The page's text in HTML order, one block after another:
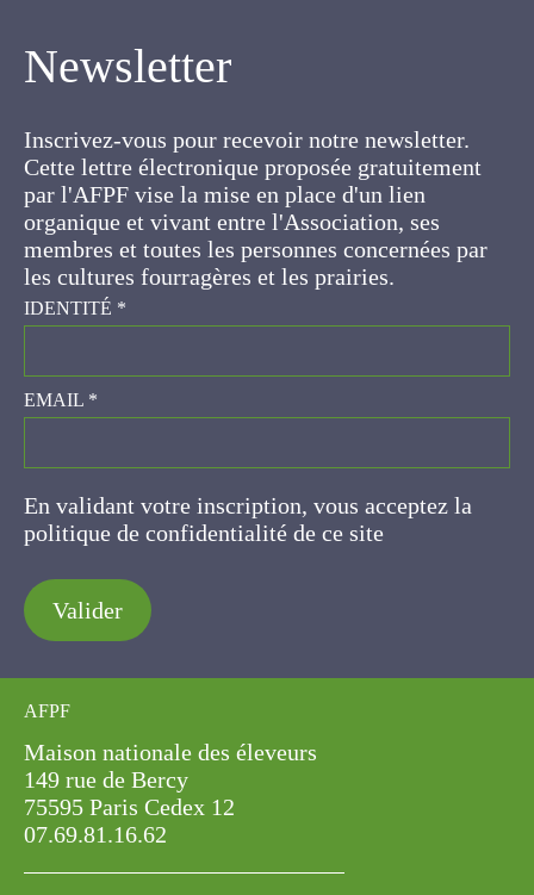
Newsletter
Cette lettre électronique proposée
gratuitement par l'AFPF vise la mise en place
d'un lien organique et vivant entre l'Association,
ses membres et toutes les personnes
concernées par les cultures fourragères et les
prairies.
IDENTITÉ*
EMAIL*
En validant votre inscription, vous acceptez la
politique de confidentialité de ce site
Valider
AFPF
Maison nationale des éleveurs
149 rue de Bercy
75595 Paris Cedex 12
07.69.81.16.62